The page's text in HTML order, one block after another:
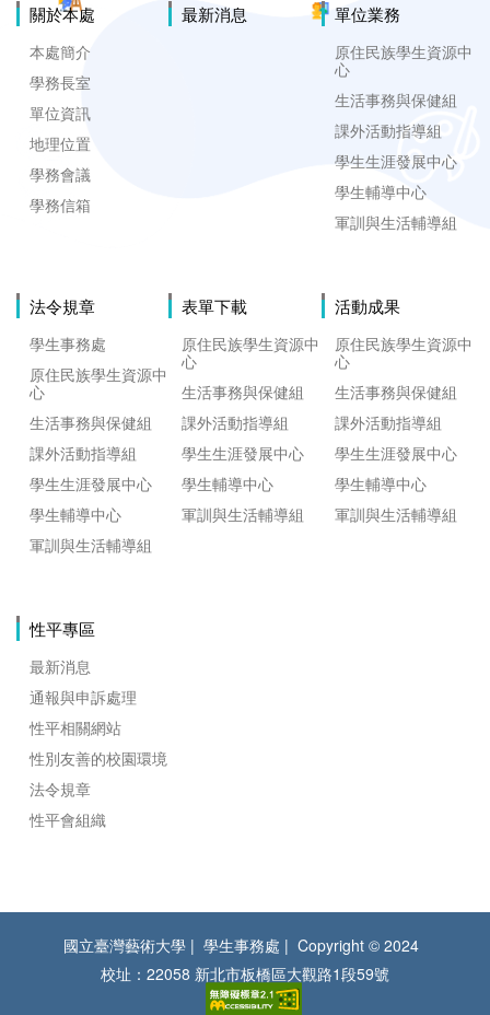
關於本處
本處簡介
學務長室
單位資訊
地理位置
學務會議
學務信箱
最新消息 單位業務
原住民族學生資源中
心
生活事務與保健組
課外活動指導組
學生生涯發展中心
學生輔導中心
軍訓與生活輔導組
法令規章
學生事務處
原住民族學生資源中
心
生活事務與保健組
課外活動指導組
學生生涯發展中心
學生輔導中心
軍訓與生活輔導組
表單下載
原住民族學生資源中
心
生活事務與保健組
課外活動指導組
學生生涯發展中心
學生輔導中心
軍訓與生活輔導組
活動成果
原住民族學生資源中
心
生活事務與保健組
課外活動指導組
學生生涯發展中心
學生輔導中心
軍訓與生活輔導組
性平專區
最新消息
通報與申訴處理
性平相關網站
性別友善的校園環境
法令規章
性平會組織
國立臺灣藝術大學 學生事務處
Copyright © 2024
校址：22058 新北市板橋區大觀路1段59號